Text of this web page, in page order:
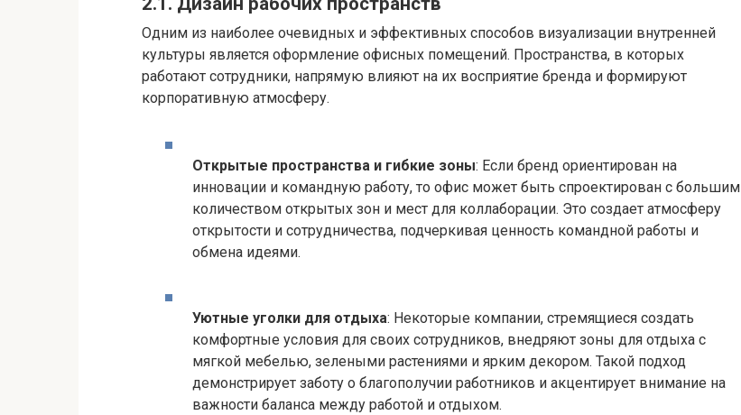
Одним из наиболее очевидных и эффективных способов визуализации внутренней
культуры является оформление офисных помещений. Пространства, в которых
работают сотрудники, напрямую влияют на их восприятие бренда и формируют
корпоративную атмосферу.
Открытые пространства и гибкие зоны: Если бренд ориентирован на
инновации и командную работу, то офис может быть спроектирован с большим
количеством открытых зон и мест для коллаборации. Это создает атмосферу
открытости и сотрудничества, подчеркивая ценность командной работы и
обмена идеями.
Уютные уголки для отдыха: Некоторые компании, стремящиеся создать
комфортные условия для своих сотрудников, внедряют зоны для отдыха с
мягкой мебелью, зелеными растениями и ярким декором. Такой подход
демонстрирует заботу о благополучии работников и акцентирует внимание на
важности баланса между работой и отдыхом.